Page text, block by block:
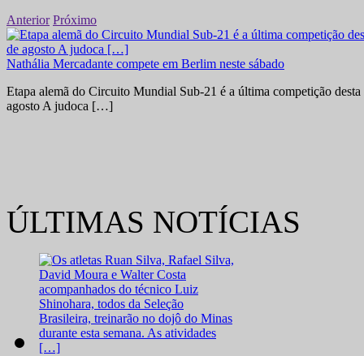
Anterior Próximo
Nathália Mercadante compete em Berlim neste sábado
Etapa alemã do Circuito Mundial Sub-21 é a última competição
agosto A judoca […]
ÚLTIMAS NOTÍCIAS